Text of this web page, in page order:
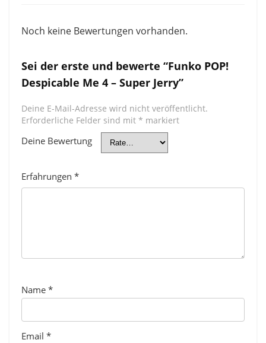
Noch keine Bewertungen vorhanden.
Sei der erste und bewerte “Funko POP!
Despicable Me 4 – Super Jerry”
Deine E-Mail-Adresse wird nicht veröffentlicht.
Erforderliche Felder sind mit * markiert
Deine Bewertung
Erfahrungen *
Name *
Email *